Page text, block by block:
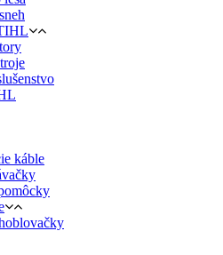
káble